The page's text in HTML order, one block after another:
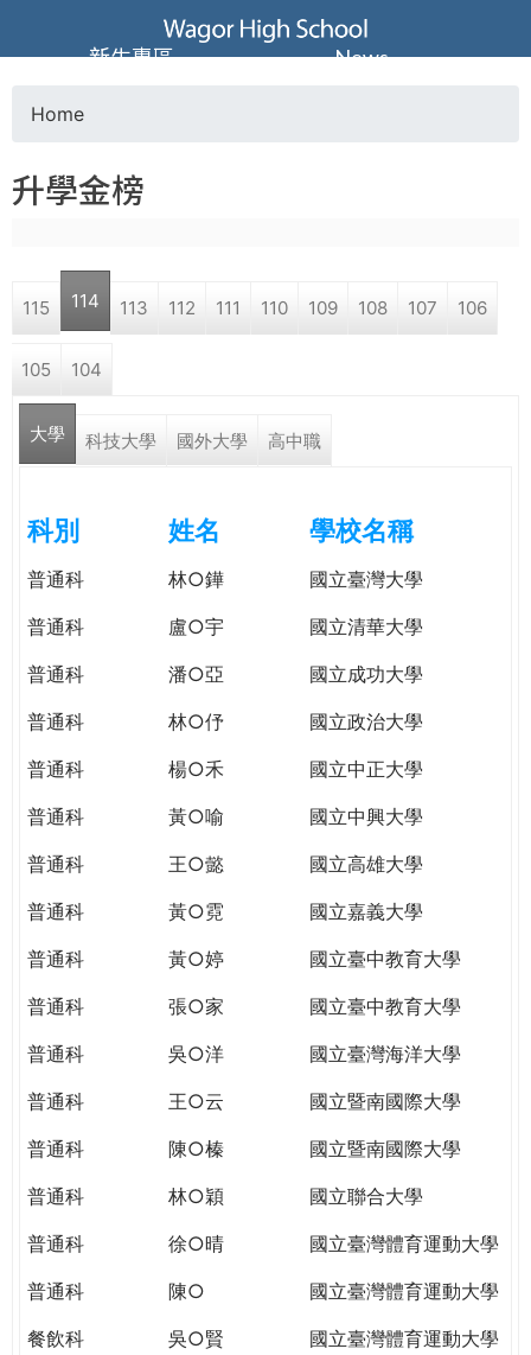
Jump to navigation
葳
格
高
學
格。
WAGOR
TODAY
THE
WORLD
PUTTING
YOU
THE
o
a
r
e
e
r
e
Home
升學金榜
115 114 113 112 111 110 109 108 107 106
105 104
大學 科技大學 國外大學 高中職
科別 姓名 學校名稱
普通科 林○鏵
國立臺灣大學
普通科
盧○宇
國立清華大學
普通科
潘○亞
國立成功大學
普通科
林○伃
國立政治大學
普通科
楊○禾
國立中正大學
普通科
黃○喻
國立中興大學
普通科
王○懿
國立高雄大學
普通科
黃○霓
國立嘉義大學
普通科
黃○婷
國立臺中教育大學
普通科
張○家
國立臺中教育大學
普通科
吳○洋
國立臺灣海洋大學
普通科
王○云
國立暨南國際大學
普通科
陳○榛
國立暨南國際大學
普通科
林○穎
國立聯合大學
普通科
徐○晴
國立臺灣體育運動大學
普通科
陳○
國立臺灣體育運動大學
餐飲科
吳○賢
國立臺灣體育運動大學
新生專區 News